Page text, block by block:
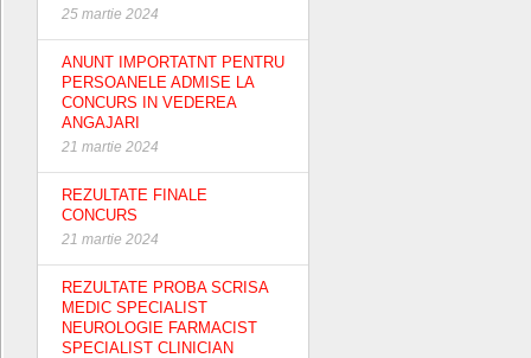
25 martie 2024
ANUNT IMPORTATNT PENTRU
PERSOANELE ADMISE LA
CONCURS IN VEDEREA
ANGAJARI
21 martie 2024
REZULTATE FINALE
CONCURS
21 martie 2024
REZULTATE PROBA SCRISA
MEDIC SPECIALIST
NEUROLOGIE FARMACIST
SPECIALIST CLINICIAN